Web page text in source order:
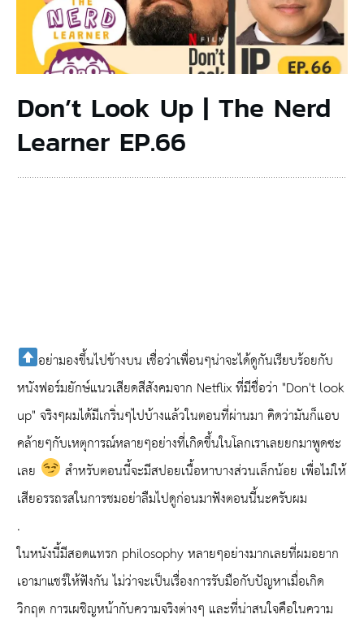
Don’t Look Up | The Nerd
Learner EP.66
อย่ามองขึ้นไปข้างบน เชื่อว่าเพื่อนๆน่าจะได้ดูกันเรียบร้อยกับ
หนังฟอร์มยักษ์แนวเสียดสีสังคมจาก Netflix ที่มีชื่อว่า "Don't look
up" จริงๆผมได้มีเกริ่นๆไปบ้างแล้วในตอนที่ผ่านมา คิดว่ามันก็แอบ
คล้ายๆกับเหตุการณ์หลายๆอย่างที่เกิดขึ้นในโลกเราเลยยกมาพูดซะ
เลย
สำหรับตอนนี้จะมีสปอยเนื้อหาบางส่วนเล็กน้อย เพื่อไม่ให้
เสียอรรถรสในการชมอย่าลืมไปดูก่อนมาฟังตอนนี้นะครับผม
.
ในหนังนี้มีสอดแทรก philosophy หลายๆอย่างมากเลยที่ผมอยาก
เอามาแชร์ให้ฟังกัน ไม่ว่าจะเป็นเรื่องการรับมือกับปัญหาเมื่อเกิด
วิกฤต การเผชิญหน้ากับความจริงต่างๆ และที่น่าสนใจคือในความ